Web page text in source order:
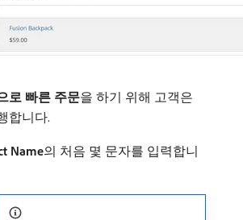
로 빠른 주문​을 하기 위해 고객은
합니다.
Name​의 처음 몇 문자를 입력합니